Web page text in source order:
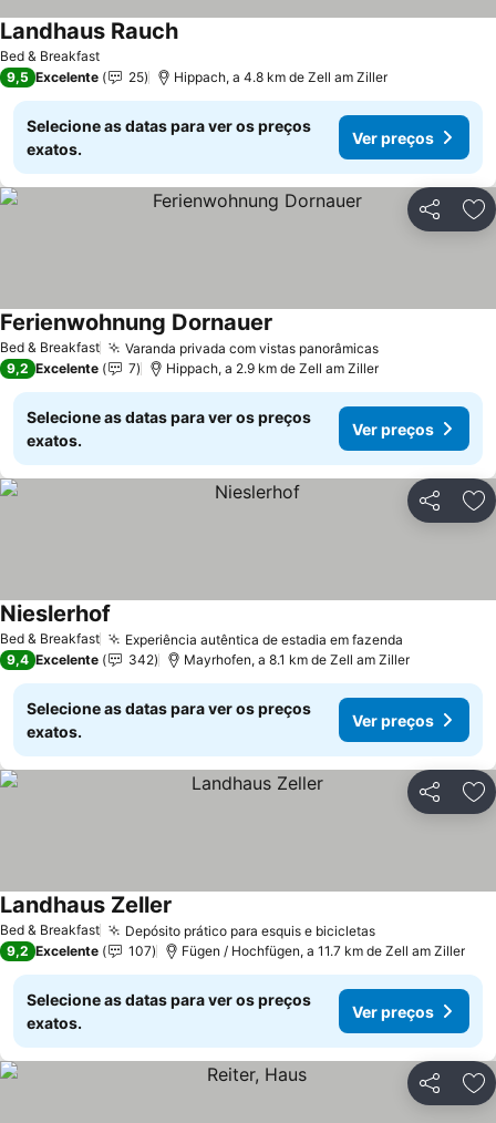
Bed & Breakfast
Landhaus Rauch
9,5 Excelente 25 Hippach, a 4.8 km de Zell am Ziller
Selecione as datas para ver os preços
exatos.
Ver preços
Partilhar
Bed & Breakfast Varanda privada com vistas panorâmicas
Ferienwohnung Dornauer
9,2 Excelente 7 Hippach, a 2.9 km de Zell am Ziller
Selecione as datas para ver os preços
exatos.
Ver preços
Partilhar
Bed & Breakfast Experiência autêntica de estadia em fazenda
Nieslerhof
9,4 Excelente 342 Mayrhofen, a 8.1 km de Zell am Ziller
Selecione as datas para ver os preços
exatos.
Ver preços
Partilhar
Bed & Breakfast Depósito prático para esquis e bicicletas
Landhaus Zeller
9,2 Excelente 107 Fügen / Hochfügen, a 11.7 km de Zell am Ziller
Selecione as datas para ver os preços
exatos.
Ver preços
Partilhar